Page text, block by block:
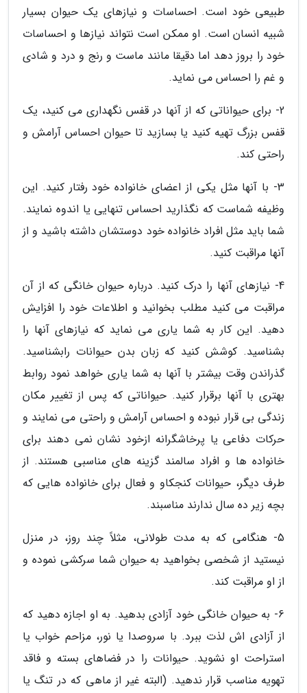
طبیعی خود است. احساسات و نیازهای یک حیوان بسیار
شبیه انسان است. او ممکن است نتواند نیازها و احساسات
خود را بروز دهد اما دقیقا مانند ماست و رنج و درد و شادی
و غم را احساس می نماید.
2- برای حیواناتی که از آنها در قفس نگهداری می کنید، یک
قفس بزرگ تهیه کنید یا بسازید تا حیوان احساس آرامش و
راحتی کند.
3- با آنها مثل یکی از اعضای خانواده خود رفتار کنید. این
وظیفه شماست که نگذارید احساس تنهایی یا اندوه نمایند.
شما باید مثل افراد خانواده خود دوستشان داشته باشید و از
آنها مراقبت کنید.
4- نیازهای آنها را درک کنید. درباره حیوان خانگی که از آن
مراقبت می کنید مطلب بخوانید و اطلاعات خود را افزایش
دهید. این کار به شما یاری می نماید که نیازهای آنها را
بشناسید. کوشش کنید که زبان بدن حیوانات رابشناسید.
گذراندن وقت بیشتر با آنها به شما یاری خواهد نمود روابط
بهتری با آنها برقرار کنید. حیواناتی که پس از تغییر مکان
زندگی بی قرار نبوده و احساس آرامش و راحتی می نمایند و
حرکات دفاعی یا پرخاشگرانه ازخود نشان نمی دهند برای
خانواده ها و افراد سالمند گزینه های مناسبی هستند. از
طرف دیگر، حیوانات کنجکاو و فعال برای خانواده هایی که
بچه زیر ده سال ندارند مناسبند.
5- هنگامی که به مدت طولانی، مثلاً چند روز، در منزل
نیستید از شخصی بخواهید به حیوان شما سرکشی نموده و
از او مراقبت کند.
6- به حیوان خانگی خود آزادی بدهید. به او اجازه دهید که
از آزادی اش لذت ببرد. با سروصدا یا نور، مزاحم خواب یا
استراحت او نشوید. حیوانات را در فضاهای بسته و فاقد
تهویه مناسب قرار ندهید. (البته غیر از ماهی که در تنگ یا